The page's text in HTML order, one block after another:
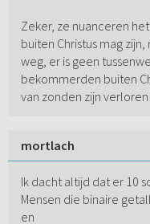
Zeker, ze nuanceren
buiten Christus mag
weg, er is geen
bekommerden buiten
van zonden zijn verloren!
mortlach
Ik dacht altijd dat er 10
Mensen die binaire
en